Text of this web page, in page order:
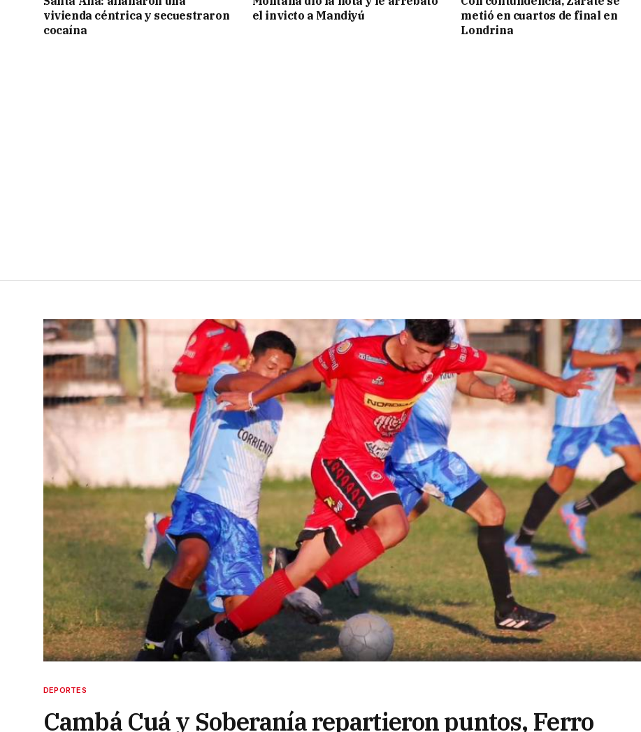
vivienda céntrica y secuestraron
cocaína
el invicto a Mandiyú
metió en cuartos de final en
Londrina
DEPORTES
Cambá Cuá y Soberanía repartieron puntos, Ferro